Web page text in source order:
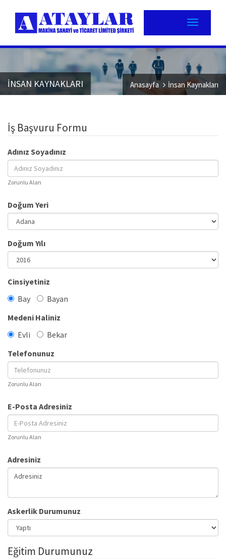
İNSAN KAYNAKLARI Anasayfa İnsan Kaynakları
İş Başvuru Formu
Adınız Soyadınız
Zorunlu Alan
Doğum Yeri
Doğum Yılı
Cinsiyetiniz
Bay
Bayan
Medeni Haliniz
Evli
Bekar
Telefonunuz
Zorunlu Alan
E-Posta Adresiniz
Zorunlu Alan
Adresiniz
Askerlik Durumunuz
Eğitim Durumunuz